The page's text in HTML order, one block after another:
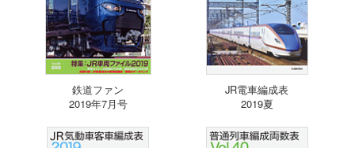
鉄道ファン
2019年7月号
JR電車編成表
2019夏